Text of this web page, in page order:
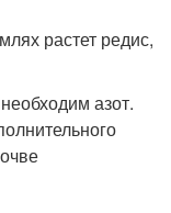
растет редис,
азот.